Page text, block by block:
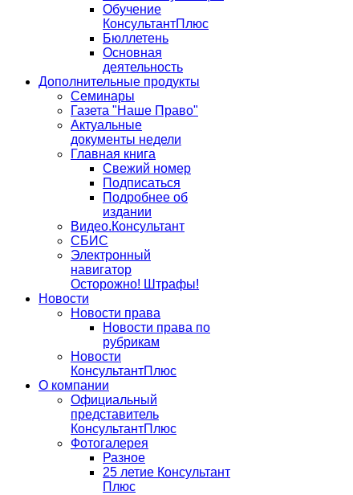
Обучение
КонсультантПлюс
Бюллетень
Основная
деятельность
Дополнительные продукты
Семинары
Газета "Наше Право"
Актуальные
документы недели
Главная книга
Свежий номер
Подписаться
Подробнее об
издании
Видео.Консультант
СБИС
Электронный
навигатор
Осторожно! Штрафы!
Новости
Новости права
Новости права по
рубрикам
Новости
КонсультантПлюс
О компании
Официальный
представитель
КонсультантПлюс
Фотогалерея
Разное
25 летие Консультант
Плюс